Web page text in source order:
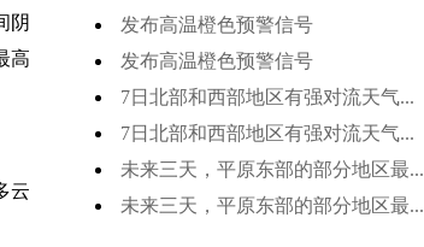
阴
高
云
发布高温橙色预警信号
发布高温橙色预警信号
7日北部和西部地区有强对流天气...
7日北部和西部地区有强对流天气...
未来三天，平原东部的部分地区最...
未来三天，平原东部的部分地区最...